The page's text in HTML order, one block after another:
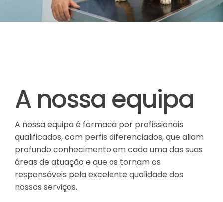
A nossa equipa
A nossa equipa é formada por profissionais
qualificados, com perfis diferenciados, que aliam
profundo conhecimento em cada uma das suas
áreas de atuação e que os tornam os
responsáveis pela excelente qualidade dos
nossos serviços.